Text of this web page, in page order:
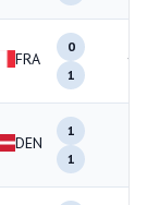
FRA
0
1
1
DEN
1
1